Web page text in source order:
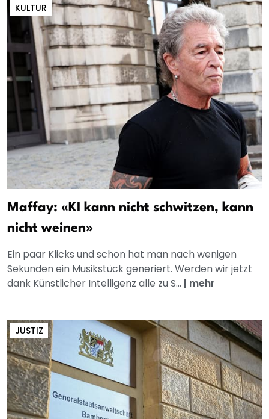
KULTUR
Maffay: «KI kann nicht schwitzen, kann
nicht weinen»
Ein paar Klicks und schon hat man nach wenigen
Sekunden ein Musikstück generiert. Werden wir jetzt
dank Künstlicher Intelligenz alle zu S... | mehr
JUSTIZ